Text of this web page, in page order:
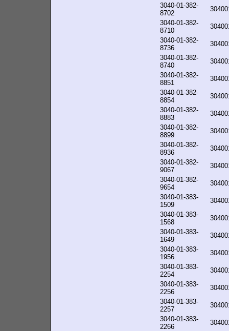
3040-01-382-
8702
3040-01-382-
8710
3040-01-382-
8736
3040-01-382-
8740
3040-01-382-
8851
3040-01-382-
8854
3040-01-382-
8883
3040-01-382-
8899
3040-01-382-
8936
3040-01-382-
9067
3040-01-382-
9654
3040-01-383-
1509
3040-01-383-
1568
3040-01-383-
1649
3040-01-383-
1956
3040-01-383-
2254
3040-01-383-
2256
3040-01-383-
2257
3040-01-383-
2266